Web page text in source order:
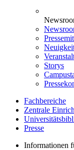
Storys
Fachbereiche
Zentrale
Presse
Informationen